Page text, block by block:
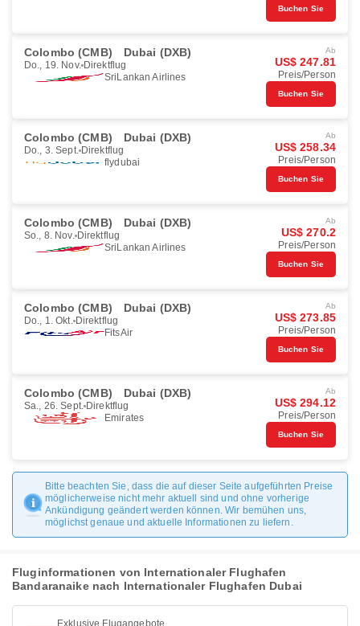
Buchen Sie
Colombo (CMB) Dubai (DXB)
Do., 19. Nov. Direktflug
SriLankan Airlines
Ab
US$ 247.81
Preis/Person
Buchen Sie
Colombo (CMB) Dubai (DXB)
Do., 3. Sept. Direktflug
flydubai
Ab
US$ 258.34
Preis/Person
Buchen Sie
Colombo (CMB) Dubai (DXB)
So., 8. Nov. Direktflug
SriLankan Airlines
Ab
US$ 270.2
Preis/Person
Buchen Sie
Colombo (CMB) Dubai (DXB)
Do., 1. Okt. Direktflug
FitsAir
Ab
US$ 273.85
Preis/Person
Buchen Sie
Colombo (CMB) Dubai (DXB)
Sa., 26. Sept. Direktflug
Emirates
Ab
US$ 294.12
Preis/Person
Buchen Sie
Bitte beachten Sie, dass die auf dieser Seite aufgeführten Preise
möglicherweise nicht mehr aktuell sind und ohne vorherige
Ankündigung geändert werden können. Wir bemühen uns,
möglichst genaue und aktuelle Informationen zu liefern.
Fluginformationen von Internationaler Flughafen
Bandaranaike nach Internationaler Flughafen Dubai
Exklusive Flugangebote